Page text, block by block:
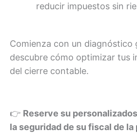
reducir impuestos sin
Comienza con un diagnóstico
descubre cómo optimizar tus
del cierre contable.
👉 Reserve su
la seguridad de su fiscal de la